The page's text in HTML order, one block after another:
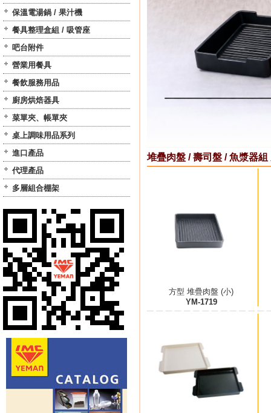
保溫電湯鍋 / 果汁機
餐具整理盒組 / 吸管座
吧台附件
營業用餐具
餐飲服務用品
廚房烘焙器具
菜單夾、帳單夾
桌上調味用品系列
進口產品
代理產品
多層組合棚架
堆疊肉盤 / 壽司盤 / 魚漿器組
方型 堆疊肉盤 (小)
YM-1719